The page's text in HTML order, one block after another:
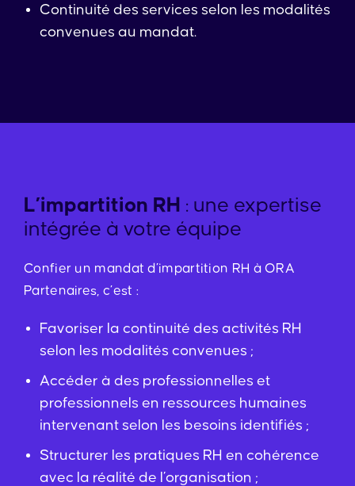
Continuité des services selon les modalités
convenues au mandat.
L’impartition RH : une expertise
intégrée à votre équipe
Confier un mandat d’impartition RH à ORA
Partenaires, c’est :
Favoriser la continuité des activités RH
selon les modalités convenues ;
Accéder à des professionnelles et
professionnels en ressources humaines
intervenant selon les besoins identifiés ;
Structurer les pratiques RH en cohérence
avec la réalité de l’organisation ;